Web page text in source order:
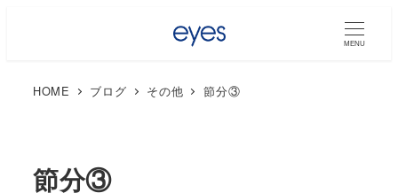
MENU
HOME ブログ その他 節分③
節分③